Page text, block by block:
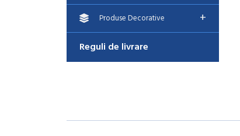
Produse Decorative +
Reguli de livrare